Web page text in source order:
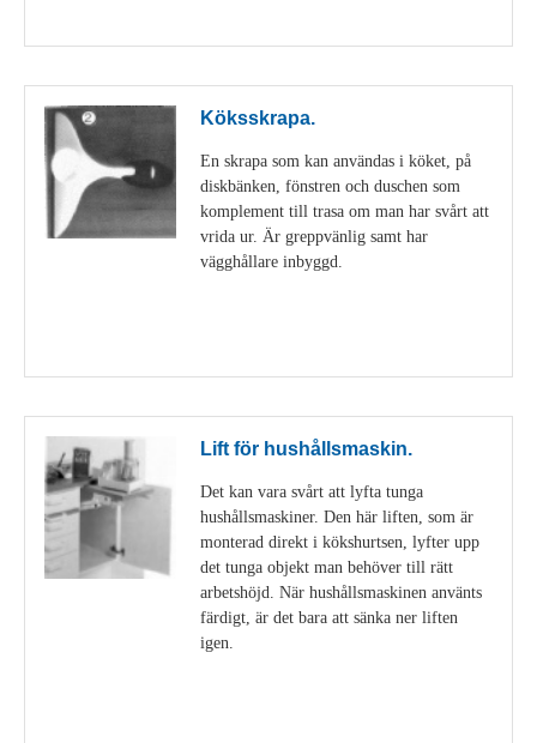
Köksskrapa.
En skrapa som kan användas i köket, på
diskbänken, fönstren och duschen som
komplement till trasa om man har svårt att
vrida ur. Är greppvänlig samt har
vägghållare inbyggd.
Lift för hushållsmaskin.
Det kan vara svårt att lyfta tunga
hushållsmaskiner. Den här liften, som är
monterad direkt i kökshurtsen, lyfter upp
det tunga objekt man behöver till rätt
arbetshöjd. När hushållsmaskinen använts
färdigt, är det bara att sänka ner liften
igen.